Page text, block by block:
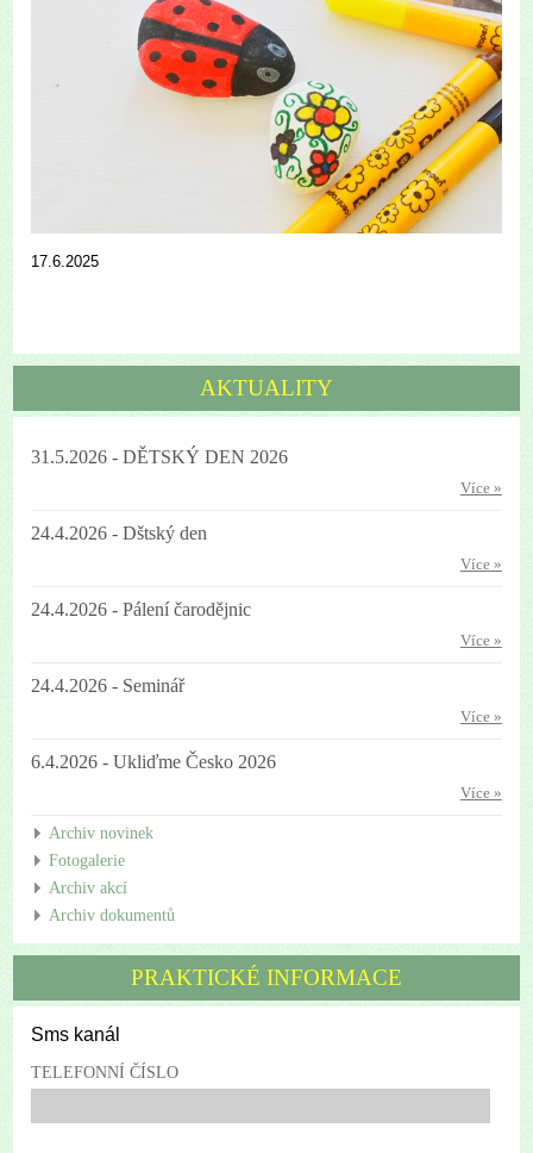
17.6.2025
AKTUALITY
31.5.2026 - DĚTSKÝ DEN 2026
Více »
24.4.2026 - Dštský den
Více »
24.4.2026 - Pálení čarodějnic
Více »
24.4.2026 - Seminář
Více »
6.4.2026 - Ukliďme Česko 2026
Více »
Archiv novinek
Fotogalerie
Archiv akcí
Archiv dokumentů
PRAKTICKÉ INFORMACE
Sms kanál
TELEFONNÍ ČÍSLO